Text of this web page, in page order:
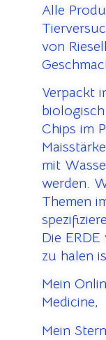
Alle
von
Verpackt
Chips im
mit
werden.
Themen
Die
zu halen
Mein
Medicine,
Mein